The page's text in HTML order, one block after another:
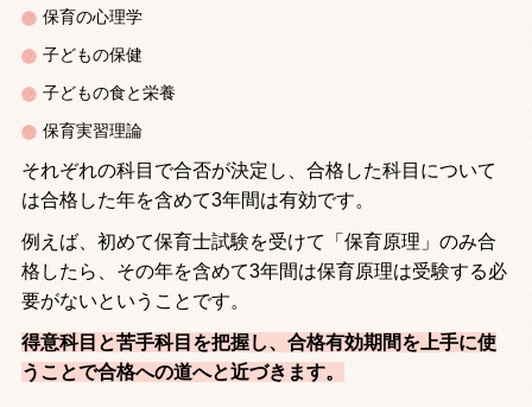
保育の心理学
子どもの保健
子どもの食と栄養
保育実習理論
それぞれの科目で合否が決定し、合格した科目について
は合格した年を含めて3年間は有効です。
例えば、初めて保育士試験を受けて「保育原理」のみ合
格したら、その年を含めて3年間は保育原理は受験する必
要がないということです。
得意科目と苦手科目を把握し、合格有効期間を上手に使
うことで合格への道へと近づきます。